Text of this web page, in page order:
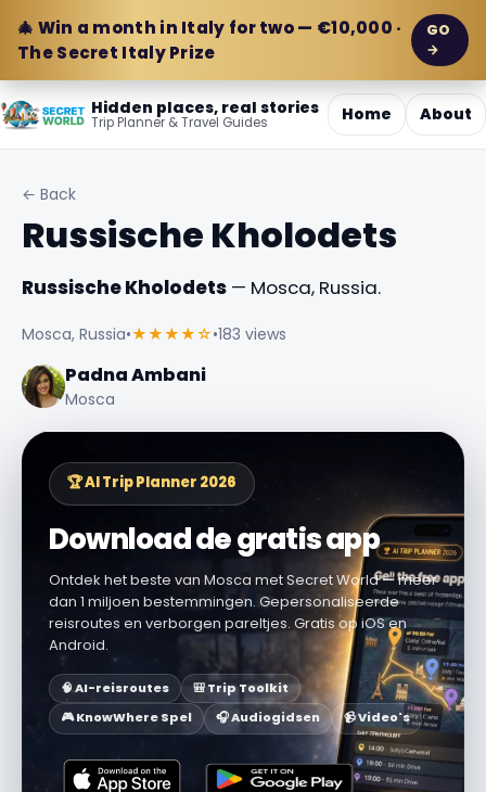
🎄 Win a month in Italy for two — €10,000 ·
The Secret Italy Prize
GO
→
Hidden places, real stories
Trip Planner & Travel Guides Home About
← Back
Russische Kholodets
Russische Kholodets — Mosca, Russia.
Mosca, Russia•★★★★☆•183 views
Padna Ambani
Mosca
🏆 AI Trip Planner 2026
Download de gratis app
Ontdek het beste van Mosca met Secret World — meer
dan 1 miljoen bestemmingen. Gepersonaliseerde
reisroutes en verborgen pareltjes. Gratis op iOS en
Android.
🧠 AI-reisroutes
🎒 Trip Toolkit
🎮 KnowWhere Spel
🎧 Audiogidsen 📹 Video's